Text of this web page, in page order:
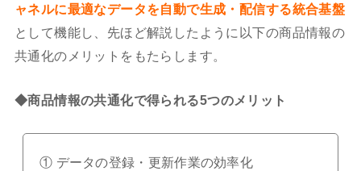
ャネルに最適なデータを自動で生成・配信する統合基盤
として機能し、先ほど解説したように以下の商品情報の
共通化のメリットをもたらします。
◆商品情報の共通化で得られる5つのメリット
① データの登録・更新作業の効率化